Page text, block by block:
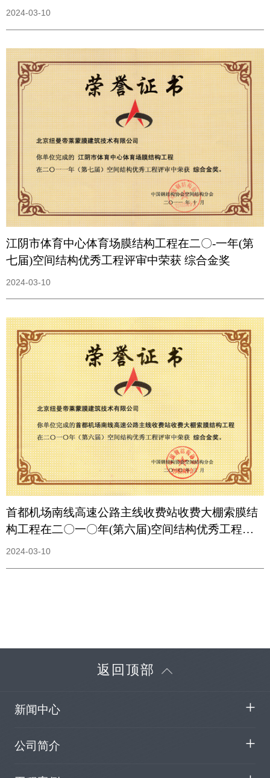
2024-03-10
江阴市体育中心体育场膜结构工程在二〇-一年(第
七届)空间结构优秀工程评审中荣获 综合金奖
2024-03-10
首都机场南线高速公路主线收费站收费大棚索膜结
构工程在二〇一〇年(第六届)空间结构优秀工程评
市中荣获 综合金奖
2024-03-10
返回顶部
新闻中心
公司简介